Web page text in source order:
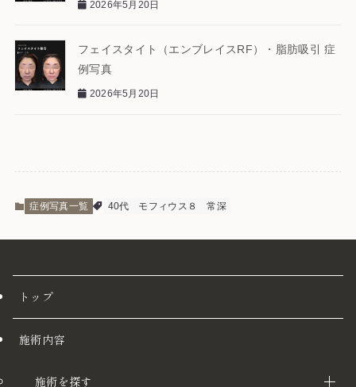
2026年5月20日
フェイスタイト（エンブレイスRF）・脂肪吸引 症
例写真
2026年5月20日
症例写真一覧 40代 モフィウス８ 常深
トップ
施術内容
施術を探す